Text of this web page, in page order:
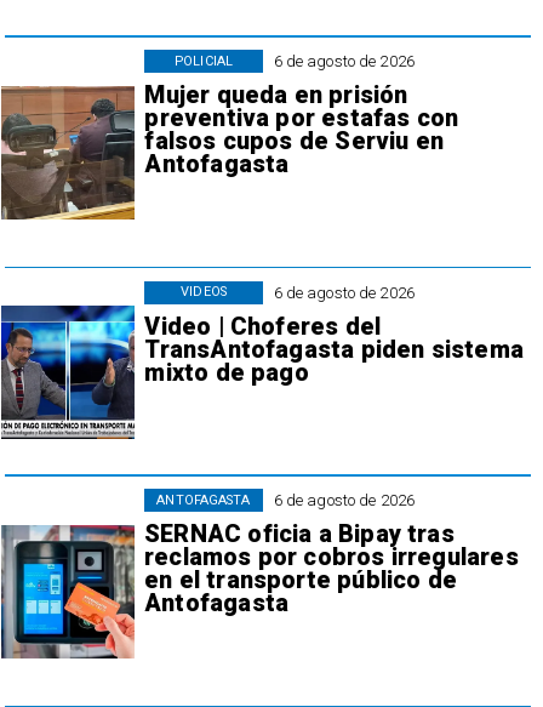
6 de agosto de 2026
Mujer queda en prisión
preventiva por estafas con
falsos cupos de Serviu en
Antofagasta
POLICIAL
6 de agosto de 2026
Video | Choferes del
TransAntofagasta piden sistema
mixto de pago
VIDEOS
6 de agosto de 2026
SERNAC oficia a Bipay tras
reclamos por cobros irregulares
en el transporte público de
Antofagasta
ANTOFAGASTA